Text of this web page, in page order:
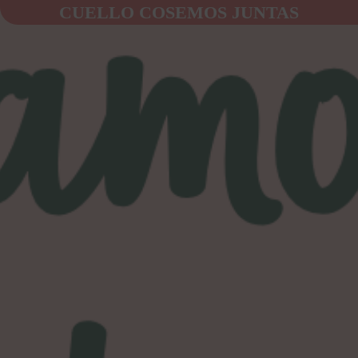
CUELLO COSEMOS JUNTAS